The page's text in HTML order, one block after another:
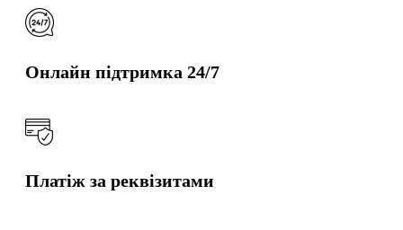
Онлайн підтримка 24/7
Платіж за реквізитами